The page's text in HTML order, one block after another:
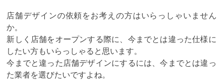
店舗デザインの依頼をお考えの方はいらっしゃいません
か。
新しく店舗をオープンする際に、今までとは違った仕様に
したい方もいらっしゃると思います。
今までと違った店舗デザインにするには、今までとは違っ
た業者を選びたいですよね。